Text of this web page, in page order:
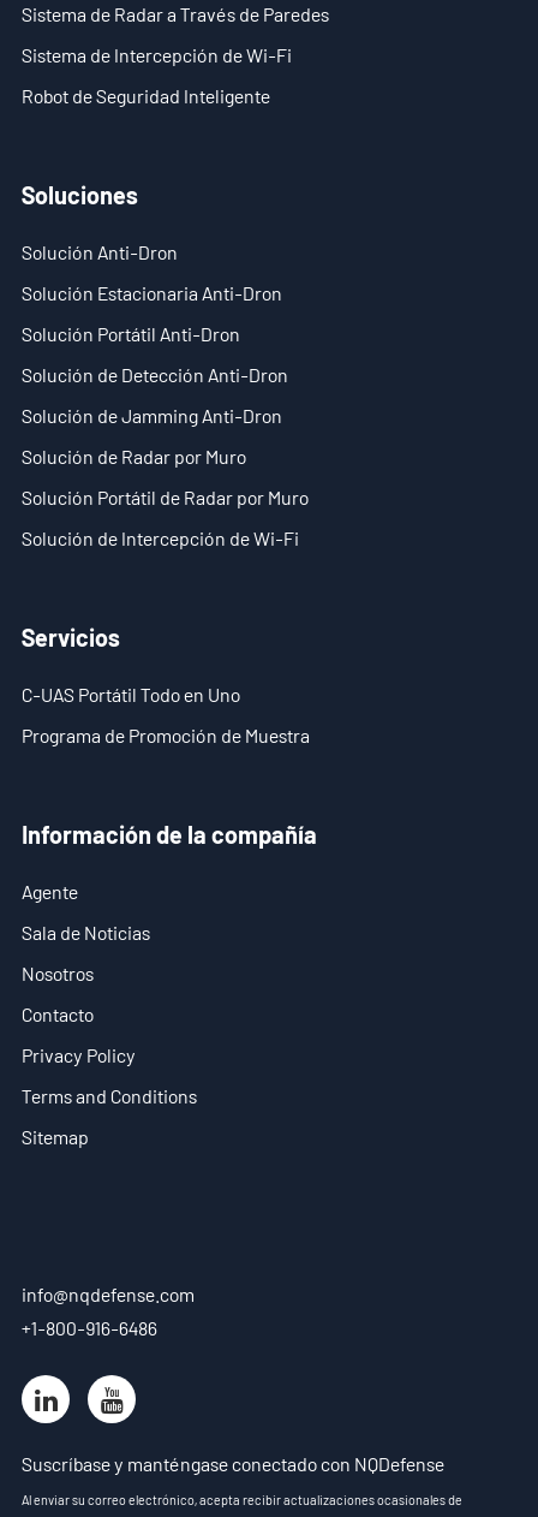
Sistema de Radar a Través de Paredes
Sistema de Intercepción de Wi-Fi
Robot de Seguridad Inteligente
Soluciones
Solución Anti-Dron
Solución Estacionaria Anti-Dron
Solución Portátil Anti-Dron
Solución de Detección Anti-Dron
Solución de Jamming Anti-Dron
Solución de Radar por Muro
Solución Portátil de Radar por Muro
Solución de Intercepción de Wi-Fi
Servicios
C-UAS Portátil Todo en Uno
Programa de Promoción de Muestra
Información de la compañía
Agente
Sala de Noticias
Nosotros
Contacto
Privacy Policy
Terms and Conditions
Sitemap
info@nqdefense.com
+1-800-916-6486
Suscríbase y manténgase conectado con NQDefense
Al enviar su correo electrónico, acepta recibir actualizaciones ocasionales de